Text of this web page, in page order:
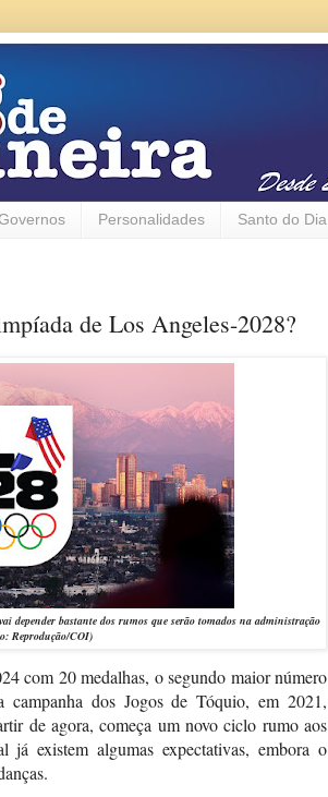
Personalidades Santo do Dia
de Los Angeles-2028?
depender bastante dos rumos que serão tomados na administração
Reprodução/COI)
com 20 medalhas, o segundo maior número
campanha dos Jogos de Tóquio, em 2021,
de agora, começa um novo ciclo rumo aos
existem algumas expectativas, embora o